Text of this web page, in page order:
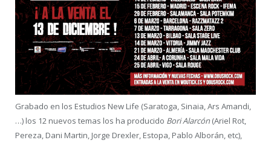
Grabado en los Estudios New Life (Saratoga, Sinaia, Ars Amandi,
…) los 12 nuevos temas los ha producido Bori Alarcón (Ariel Rot,
Pereza, Dani Martin, Jorge Drexler, Estopa, Pablo Alborán, etc),